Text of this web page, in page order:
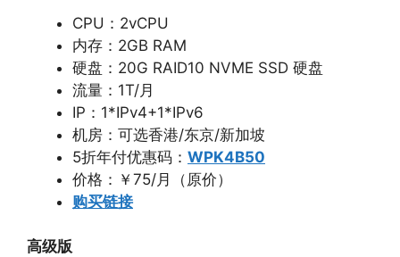
CPU：2vCPU
内存：2GB RAM
硬盘：20G RAID10 NVME SSD 硬盘
流量：1T/月
IP：1*IPv4+1*IPv6
机房：可选香港/东京/新加坡
5折年付优惠码： WPK4B50
价格：￥75/月（原价）
购买链接
高级版